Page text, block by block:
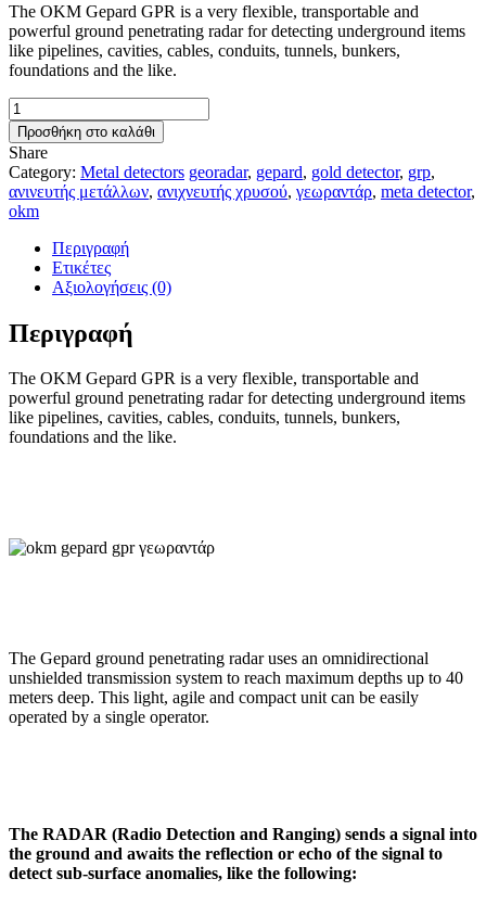
17.900,00 €.είναι:
16.500,00 €.
The OKM Gepard GPR is a very flexible, transportable and
powerful ground penetrating radar for detecting underground items
like pipelines, cavities, cables, conduits, tunnels, bunkers,
foundations and the like.
OKM
GEPARD
GPR
GEORADAR
ποσότητα
Προσθήκη στο καλάθι
Share
Category: Metal detectors georadar, gepard, gold detector, grp,
ανινευτής μετάλλων, ανιχνευτής χρυσού, γεωραντάρ, meta detector,
okm
Περιγραφή
Ετικέτες
Αξιολογήσεις (0)
Περιγραφή
The OKM Gepard GPR is a very flexible, transportable and
powerful ground penetrating radar for detecting underground items
like pipelines, cavities, cables, conduits, tunnels, bunkers,
foundations and the like.
The Gepard ground penetrating radar uses an omnidirectional
unshielded transmission system to reach maximum depths up to 40
meters deep. This light, agile and compact unit can be easily
operated by a single operator.
The RADAR (Radio Detection and Ranging) sends a signal into
the ground and awaits the reflection or echo of the signal to
detect sub-surface anomalies, like the following: